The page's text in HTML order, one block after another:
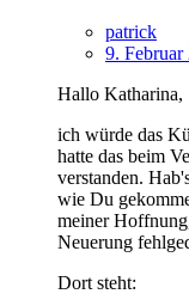
patrick
9. Februar
Hallo Katharina,
ich würde das
hatte das beim
verstanden.
wie Du
meiner
Neuerung
Dort steht: